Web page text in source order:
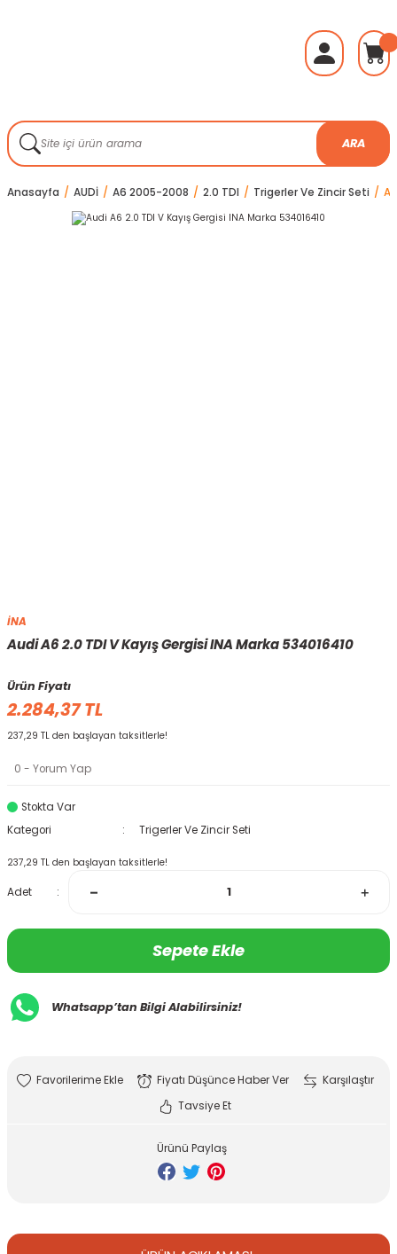
ARA
Anasayfa AUDİ A6 2005-2008 2.0 TDI Trigerler Ve Zincir Seti
İNA
Audi A6 2.0 TDI V Kayış Gergisi INA Marka 534016410
Ürün Fiyatı
2.284,37 TL
237,29 TL den başlayan taksitlerle!
0 - Yorum Yap
Stokta Var
Kategori
Trigerler Ve Zincir Seti
237,29 TL den başlayan taksitlerle!
Adet
Sepete Ekle
Whatsapp’tan Bilgi Alabilirsiniz!
Fiyatı Düşünce Haber Ver
Karşılaştır
Tavsiye Et
Ürünü Paylaş